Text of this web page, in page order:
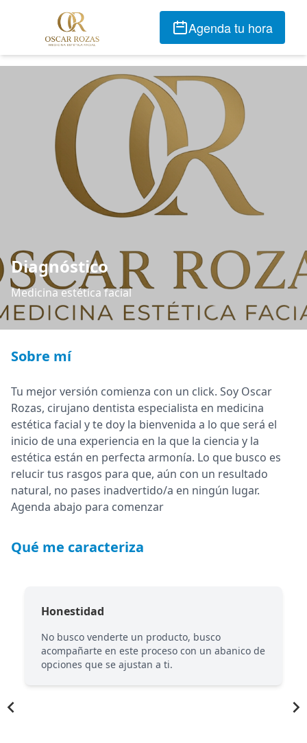
Agenda tu hora
Diagnóstico
Medicina estética facial
Sobre mí
Tu mejor versión comienza con un click. Soy Oscar
Rozas, cirujano dentista especialista en medicina
estética facial y te doy la bienvenida a lo que será el
inicio de una experiencia en la que la ciencia y la
estética están en perfecta armonía. Lo que busco es
relucir tus rasgos para que, aún con un resultado
natural, no pases inadvertido/a en ningún lugar.
Agenda abajo para comenzar
Qué me caracteriza
Honestidad
No busco venderte un producto, busco
acompañarte en este proceso con un abanico de
opciones que se ajustan a ti.